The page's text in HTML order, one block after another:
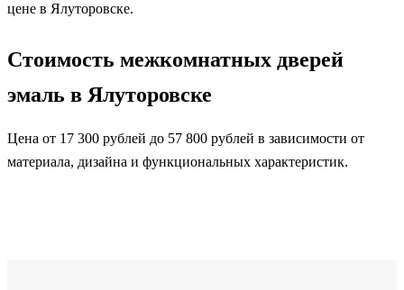
цене в Ялуторовске.
Стоимость межкомнатных дверей
эмаль в Ялуторовске
Цена от 17 300 рублей до 57 800 рублей в зависимости от
материала, дизайна и функциональных характеристик.